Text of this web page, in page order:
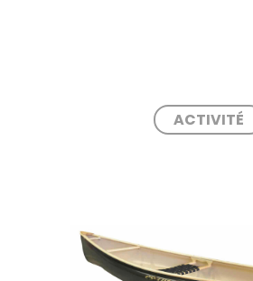
ACTIVITÉ